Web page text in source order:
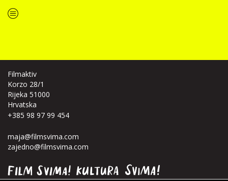
“Koke svima — inkluzivna Film svima x Kino Mediteran projekcija u Ljetnom kinu Bačvice”
Filmaktiv
Korzo 28/1
Rijeka 51000
Hrvatska
+385 98 97 99 454
maja@filmsvima.com
zajedno@filmsvima.com